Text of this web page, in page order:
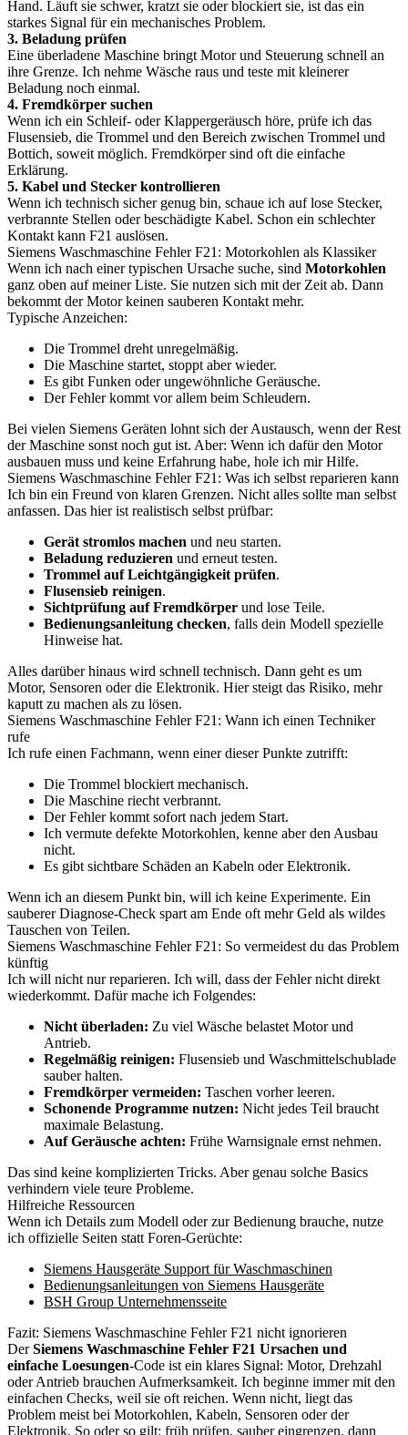
Hand. Läuft sie schwer, kratzt sie oder blockiert sie, ist das ein
starkes Signal für ein mechanisches Problem.
3. Beladung prüfen
Eine überladene Maschine bringt Motor und Steuerung schnell an
ihre Grenze. Ich nehme Wäsche raus und teste mit kleinerer
Beladung noch einmal.
4. Fremdkörper suchen
Wenn ich ein Schleif- oder Klappergeräusch höre, prüfe ich das
Flusensieb, die Trommel und den Bereich zwischen Trommel und
Bottich, soweit möglich. Fremdkörper sind oft die einfache
Erklärung.
5. Kabel und Stecker kontrollieren
Wenn ich technisch sicher genug bin, schaue ich auf lose Stecker,
verbrannte Stellen oder beschädigte Kabel. Schon ein schlechter
Kontakt kann F21 auslösen.
Siemens Waschmaschine Fehler F21: Motorkohlen als Klassiker
Wenn ich nach einer typischen Ursache suche, sind Motorkohlen
ganz oben auf meiner Liste. Sie nutzen sich mit der Zeit ab. Dann
bekommt der Motor keinen sauberen Kontakt mehr.
Typische Anzeichen:
Die Trommel dreht unregelmäßig.
Die Maschine startet, stoppt aber wieder.
Es gibt Funken oder ungewöhnliche Geräusche.
Der Fehler kommt vor allem beim Schleudern.
Bei vielen Siemens Geräten lohnt sich der Austausch, wenn der Rest
der Maschine sonst noch gut ist. Aber: Wenn ich dafür den Motor
ausbauen muss und keine Erfahrung habe, hole ich mir Hilfe.
Siemens Waschmaschine Fehler F21: Was ich selbst reparieren kann
Ich bin ein Freund von klaren Grenzen. Nicht alles sollte man selbst
anfassen. Das hier ist realistisch selbst prüfbar:
Gerät stromlos machen und neu starten.
Beladung reduzieren und erneut testen.
Trommel auf Leichtgängigkeit prüfen.
Flusensieb reinigen.
Sichtprüfung auf Fremdkörper und lose Teile.
Bedienungsanleitung checken, falls dein Modell spezielle
Hinweise hat.
Alles darüber hinaus wird schnell technisch. Dann geht es um
Motor, Sensoren oder die Elektronik. Hier steigt das Risiko, mehr
kaputt zu machen als zu lösen.
Siemens Waschmaschine Fehler F21: Wann ich einen Techniker
rufe
Ich rufe einen Fachmann, wenn einer dieser Punkte zutrifft:
Die Trommel blockiert mechanisch.
Die Maschine riecht verbrannt.
Der Fehler kommt sofort nach jedem Start.
Ich vermute defekte Motorkohlen, kenne aber den Ausbau
nicht.
Es gibt sichtbare Schäden an Kabeln oder Elektronik.
Wenn ich an diesem Punkt bin, will ich keine Experimente. Ein
sauberer Diagnose-Check spart am Ende oft mehr Geld als wildes
Tauschen von Teilen.
Siemens Waschmaschine Fehler F21: So vermeidest du das Problem
künftig
Ich will nicht nur reparieren. Ich will, dass der Fehler nicht direkt
wiederkommt. Dafür mache ich Folgendes:
Nicht überladen: Zu viel Wäsche belastet Motor und
Antrieb.
Regelmäßig reinigen: Flusensieb und Waschmittelschublade
sauber halten.
Fremdkörper vermeiden: Taschen vorher leeren.
Schonende Programme nutzen: Nicht jedes Teil braucht
maximale Belastung.
Auf Geräusche achten: Frühe Warnsignale ernst nehmen.
Das sind keine komplizierten Tricks. Aber genau solche Basics
verhindern viele teure Probleme.
Hilfreiche Ressourcen
Wenn ich Details zum Modell oder zur Bedienung brauche, nutze
ich offizielle Seiten statt Foren-Gerüchte:
Siemens Hausgeräte Support für Waschmaschinen
Bedienungsanleitungen von Siemens Hausgeräte
BSH Group Unternehmensseite
Fazit: Siemens Waschmaschine Fehler F21 nicht ignorieren
DerSiemens Waschmaschine Fehler F21 Ursachen und
einfache Loesungen-Code ist ein klares Signal: Motor, Drehzahl
oder Antrieb brauchen Aufmerksamkeit. Ich beginne immer mit den
einfachen Checks, weil sie oft reichen. Wenn nicht, liegt das
Problem meist bei Motorkohlen, Kabeln, Sensoren oder der
Elektronik. So oder so gilt: früh prüfen, sauber eingrenzen, dann